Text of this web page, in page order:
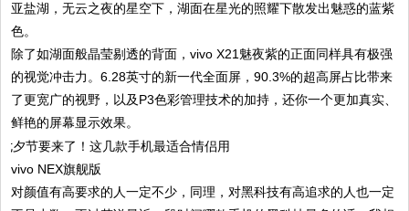
亚盐湖，无云之夜的星空下，湖面在星光的照耀下散发出魅惑的蓝紫
色。
除了如湖面般晶莹剔透的背面，vivo X21魅夜紫的正面同样具有极强
的视觉冲击力。6.28英寸的新一代全面屏，90.3%的超高屏占比带来
了更宽广的视野，以及P3色彩管理技术的加持，还你一个更加真实、
鲜艳的屏幕显示效果。
vivo NEX旗舰版
对颜值有高要求的人一定不少，同理，对黑科技有高追求的人也一定